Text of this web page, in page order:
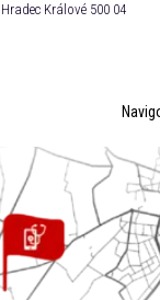
Hradec Králové 500 04